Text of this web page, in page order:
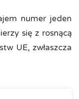
numer jeden
się z rosnącą
UE, zwłaszcza